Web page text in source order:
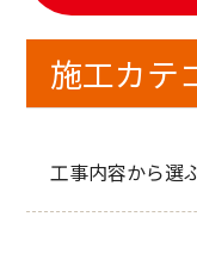
施工カテ
工事内容から選